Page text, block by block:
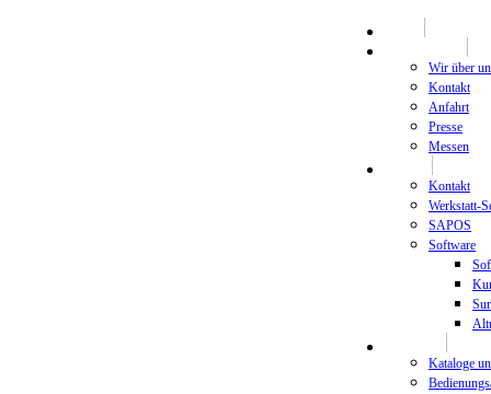
Wir über
Kontakt
Anfahrt
Presse
Messen
Kontakt
Werkstatt-
SAPOS
Software
Kataloge